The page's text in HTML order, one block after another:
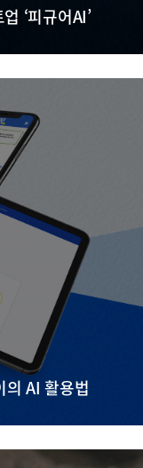
‘피규어AI’
의 AI 활용법